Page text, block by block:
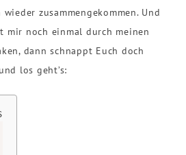
zusammengekommen. Und
mir noch einmal durch meinen
dann schnappt Euch doch
los geht’s: